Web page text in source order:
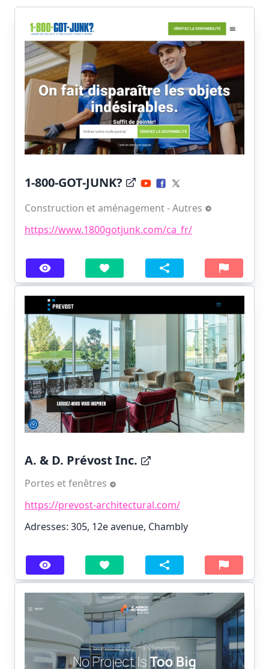
1-800-GOT-JUNK?
Construction et aménagement - Autres
https://www.1800gotjunk.com/ca_fr/
A. & D. Prévost Inc.
Portes et fenêtres
https://prevost-architectural.com/
Adresses: 305, 12e avenue, Chambly